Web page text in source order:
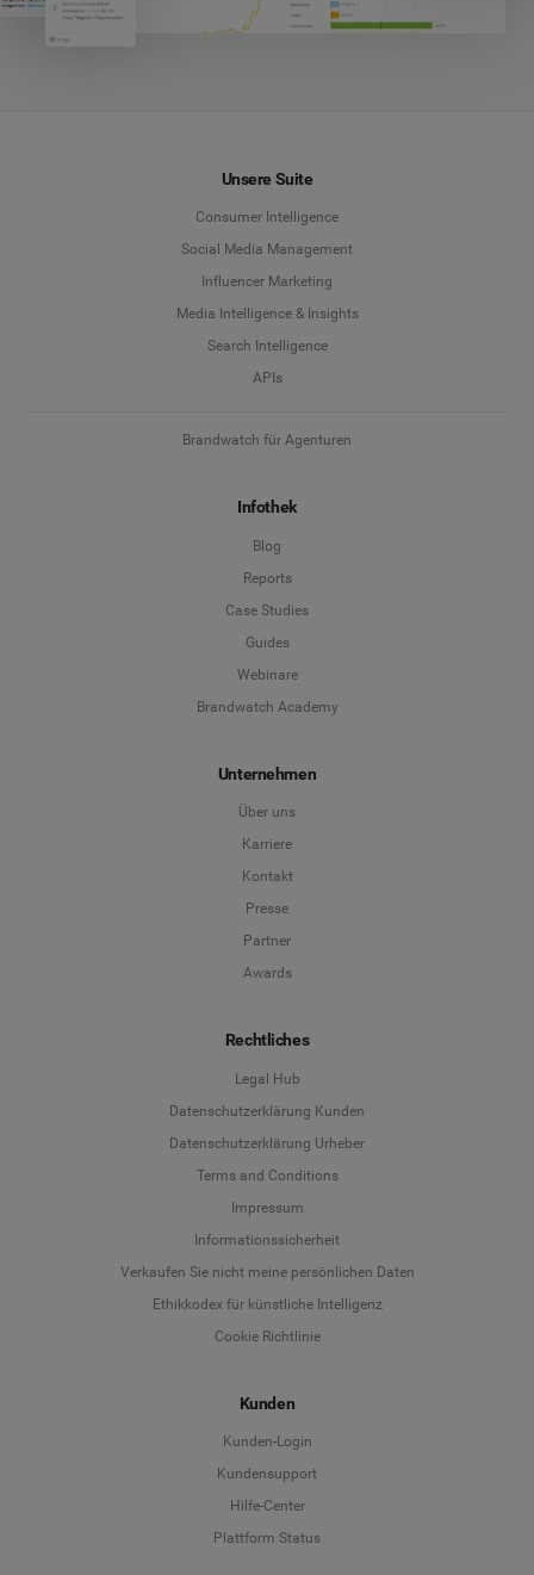
Unsere Suite
Consumer Intelligence
Social Media Management
Influencer Marketing
Media Intelligence & Insights
Search Intelligence
APIs
Brandwatch für Agenturen
Infothek
Blog
Reports
Case Studies
Guides
Webinare
Brandwatch Academy
Unternehmen
Über uns
Karriere
Kontakt
Presse
Partner
Awards
Rechtliches
Legal Hub
Datenschutzerklärung Kunden
Datenschutzerklärung Urheber
Terms and Conditions
Impressum
Informationssicherheit
Verkaufen Sie nicht meine persönlichen Daten
Ethikkodex für künstliche Intelligenz
Cookie Richtlinie
Kunden
Kunden-Login
Kundensupport
Hilfe-Center
Plattform Status
Deutsch
English